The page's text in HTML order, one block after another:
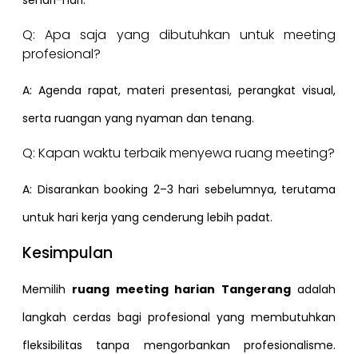
Q: Apa saja yang dibutuhkan untuk meeting
profesional?
A: Agenda rapat, materi presentasi, perangkat visual,
serta ruangan yang nyaman dan tenang.
Q: Kapan waktu terbaik menyewa ruang meeting?
A: Disarankan booking 2–3 hari sebelumnya, terutama
untuk hari kerja yang cenderung lebih padat.
Kesimpulan
Memilih ruang meeting harian Tangerangadalah
langkah cerdas bagi profesional yang membutuhkan
fleksibilitas tanpa mengorbankan profesionalisme.